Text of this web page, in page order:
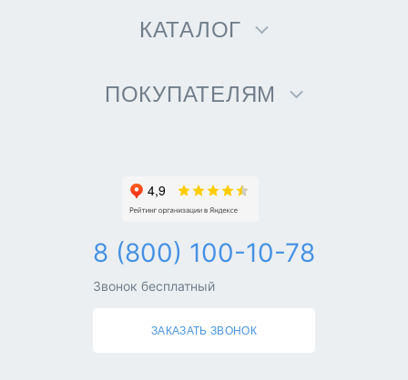
КАТАЛОГ
ПОКУПАТЕЛЯМ
8 (800) 100-10-78
Звонок бесплатный
ЗАКАЗАТЬ ЗВОНОК